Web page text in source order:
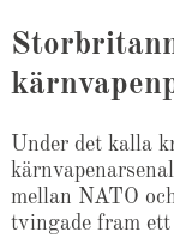
Under det kalla
mellan NATO
tvingade fram